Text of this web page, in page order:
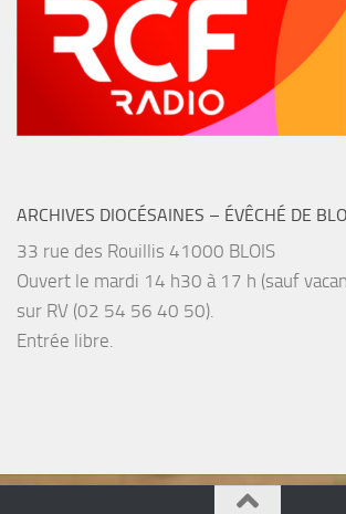
ARCHIVES DIOCÉSAINES – ÉVÊCHÉ DE
33 rue des Rouillis 41000 BLOIS
Ouvert le mardi 14 h30 à 17 h (sauf
sur RV (02 54 56 40 50).
Entrée libre.